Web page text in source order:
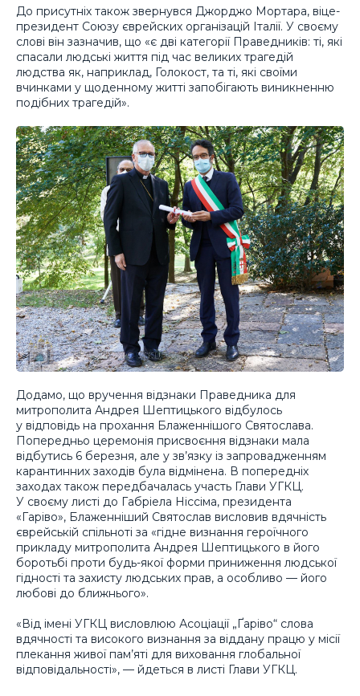
До присутніх також звернувся Джорджо Мортара, віце-
президент Союзу єврейских організацій Італії. У своєму
слові він зазначив, що «є дві категорії Праведників: ті, які
спасали людські життя під час великих трагедій
людства як, наприклад, Голокост, та ті, які своїми
вчинками у щоденному житті запобігають виникненню
подібних трагедій».
Додамо, що вручення відзнаки Праведника для
митрополита Андрея Шептицького відбулось
у відповідь на прохання Блаженнішого Святослава.
Попередньо церемонія присвоєння відзнаки мала
відбутись 6 березня, але у зв’язку із запровадженням
карантинних заходів була відмінена. В попередніх
заходах також передбачалась участь Глави УГКЦ.
У своєму листі до Габріела Ніссіма, президента
«Гаріво», Блаженніший Святослав висловив вдячність
єврейській спільноті за «гідне визнання героїчного
прикладу митрополита Андрея Шептицького в його
боротьбі проти будь-якої форми приниження людської
гідності та захисту людських прав, а особливо — його
любові до ближнього».
«Від імені УГКЦ висловлюю Асоціації „Ґаріво“ слова
вдячності та високого визнання за віддану працю у місії
плекання живої пам’яті для виховання глобальної
відповідальності», — йдеться в листі Глави УГКЦ.